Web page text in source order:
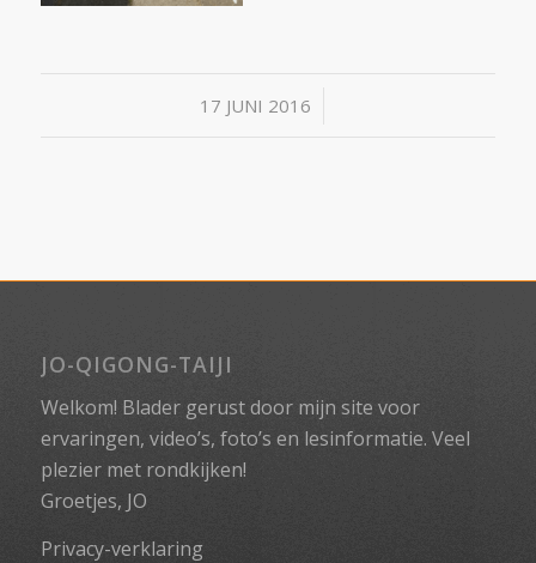
17 JUNI 2016
/
JO-QIGONG-TAIJI
Welkom! Blader gerust door mijn site voor
ervaringen, video’s, foto’s en lesinformatie. Veel
plezier met rondkijken!
Groetjes, JO
Privacy-verklaring